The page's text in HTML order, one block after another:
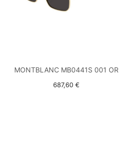
MONTBLANC MB0441S 001 OR
687,60 €